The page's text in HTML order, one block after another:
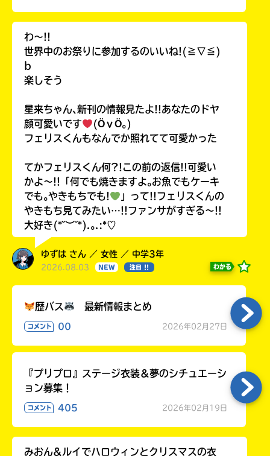
わ〜!!
世界中のお祭りに参加するのいいね!(≧∇≦)
b
楽しそう
星来ちゃん､新刊の情報見たよ!!あなたのドヤ
顔可愛いです
(ӦｖӦ｡)
フェリスくんもなんでか照れてて可愛かった
てかフェリスくん何?!この前の返信!!可愛い
かよ〜!!「何でも焼きますよ｡お魚でもケーキ
でも｡やきもちでも!
」って!!フェリスくんの
やきもち見てみたい…!!ファンサがすぎる〜!!
大好き(*˘︶˘*).｡.:*♡
ゆずは さん ／ 女性 ／ 中学3年
2026.08.03 NEW 注目 !! わかる
歴バス 最新情報まとめ
コメント 00 2026年02月27日
『プリプロ』ステージ衣装＆夢のシチュエーシ
ョン募集！
コメント 405 2026年02月19日
みおん&ルイでハロウィンとクリスマスの衣